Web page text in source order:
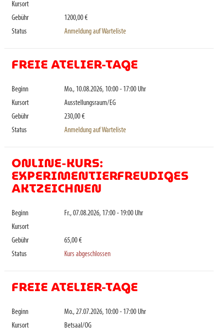
Kursort
Gebühr
1200,00 €
Status
Anmeldung auf Warteliste
FREIE ATELIER-TAGE
Beginn
Mo., 10.08.2026, 10:00 - 17:00 Uhr
Kursort
Ausstellungsraum/EG
Gebühr
230,00 €
Status
Anmeldung auf Warteliste
ONLINE-KURS:
EXPERIMENTIERFREUDIGES
AKTZEICHNEN
Beginn
Fr., 07.08.2026, 17:00 - 19:00 Uhr
Kursort
Gebühr
65,00 €
Status
Kurs abgeschlossen
FREIE ATELIER-TAGE
Beginn
Mo., 27.07.2026, 10:00 - 17:00 Uhr
Kursort
Betsaal/OG